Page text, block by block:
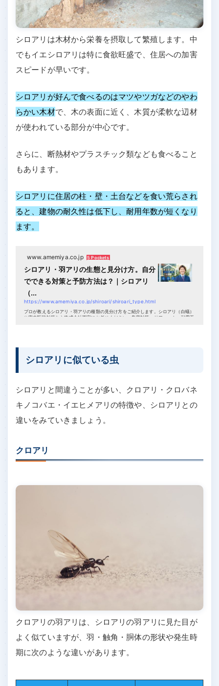
シロアリは木材から栄養を摂取して繁殖します。中
でもイエシロアリは特に食欲旺盛で、住居への加害
スピードが早いです。
シロアリが好んで食べるのはマツやツガなどのやわ
らかい木材で、木の表面に近く、木質が柔軟な辺材
が使われている部分が中心です。
さらに、断熱材やプラスチック類なども食べること
もあります。
シロアリに住居の柱・壁・土台などを食い荒らされ
ると、建物の耐久性は低下し、耐用年数が短くなり
ます。
www.amemiya.co.jp 5 Pockets
シロアリ・羽アリの生態と見分け方。自分
でできる対策と予防方法は？｜シロアリ
（...
https://www.amemiya.co.jp/shiroari/shiroari_type.html
プロが教えるシロアリ・羽アリの種類の見分け方をご紹介します。シロアリ（白蟻）
や害虫駆除対策なら株式会社雨宮にお任せください。鳥害対策、リフォーム・耐震工
シロアリに似ている虫
シロアリと間違うことが多い、クロアリ・クロバネ
キノコバエ・イエヒメアリの特徴や、シロアリとの
違いをみていきましょう。
クロアリ
クロアリの羽アリは、シロアリの羽アリに見た目が
よく似ていますが、羽・触角・胴体の形状や発生時
期に次のような違いがあります。